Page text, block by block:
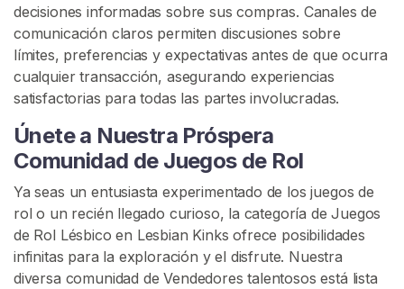
decisiones informadas sobre sus compras. Canales de
comunicación claros permiten discusiones sobre
límites, preferencias y expectativas antes de que ocurra
cualquier transacción, asegurando experiencias
satisfactorias para todas las partes involucradas.
Únete a Nuestra Próspera
Comunidad de Juegos de Rol
Ya seas un entusiasta experimentado de los juegos de
rol o un recién llegado curioso, la categoría de Juegos
de Rol Lésbico en Lesbian Kinks ofrece posibilidades
infinitas para la exploración y el disfrute. Nuestra
diversa comunidad de Vendedores talentosos está lista